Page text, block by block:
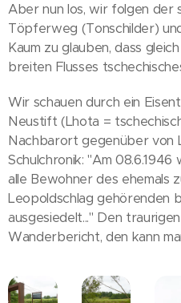
Aber nun los, wir folgen der
Töpferweg (Tonschilder)
Kaum zu glauben, dass
breiten Flusses
Wir schauen durch ein
Neustift (Lhota =
Nachbarort gegenüber von
Schulchronik: "Am
alle Bewohner des ehemals
Leopoldschlag gehörenden
ausgesiedelt..." Den
Wanderbericht, den kann